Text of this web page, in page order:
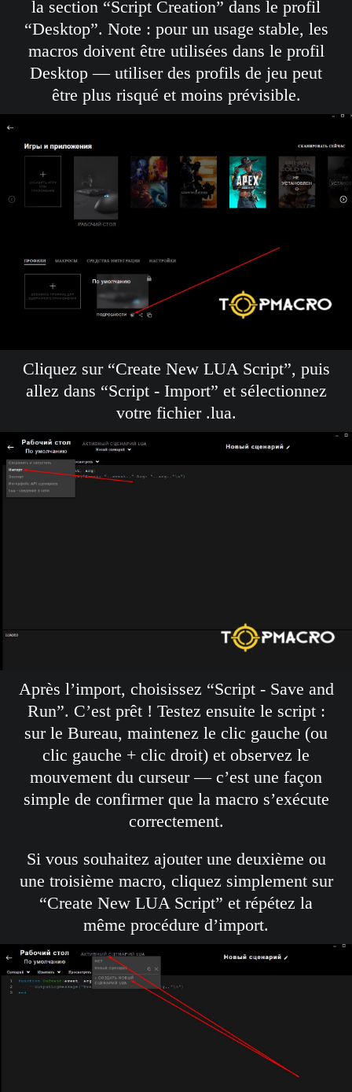
la section “Script Creation” dans le profil
“Desktop”. Note : pour un usage stable, les
macros doivent être utilisées dans le profil
Desktop — utiliser des profils de jeu peut
être plus risqué et moins prévisible.
Cliquez sur “Create New LUA Script”, puis
allez dans “Script - Import” et sélectionnez
votre fichier .lua.
Après l’import, choisissez “Script - Save and
Run”. C’est prêt ! Testez ensuite le script :
sur le Bureau, maintenez le clic gauche (ou
clic gauche + clic droit) et observez le
mouvement du curseur — c’est une façon
simple de confirmer que la macro s’exécute
correctement.
Si vous souhaitez ajouter une deuxième ou
une troisième macro, cliquez simplement sur
“Create New LUA Script” et répétez la
même procédure d’import.